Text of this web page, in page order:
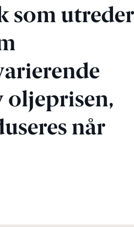
som utreder
oljeprisen,
når